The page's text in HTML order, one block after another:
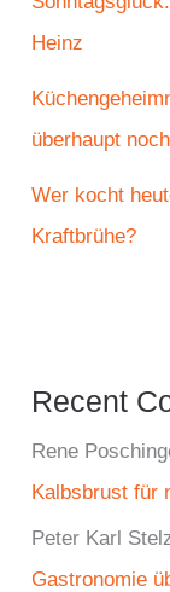
Heinz
überhaupt
Wer kocht
Kraftbrühe?
Recent
Rene
Kalbsbrust für
Peter Karl
Gastronomie